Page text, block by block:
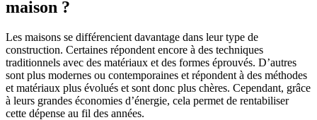
maison ?
Les maisons se différencient davantage dans leur type de
construction. Certaines répondent encore à des techniques
traditionnels avec des matériaux et des formes éprouvés. D’autres
sont plus modernes ou contemporaines et répondent à des méthodes
et matériaux plus évolués et sont donc plus chères. Cependant, grâce
à leurs grandes économies d’énergie, cela permet de rentabiliser
cette dépense au fil des années.